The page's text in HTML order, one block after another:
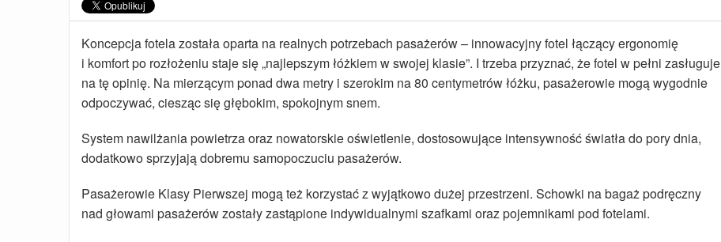
Koncepcja fotela została oparta na realnych potrzebach pasażerów – innowacyjny fotel łączący ergonomię
i komfort po rozłożeniu staje się „najlepszym łóżkiem w swojej klasie”. I trzeba przyznać, że fotel w pełni zasługuje
na tę opinię. Na mierzącym ponad dwa metry i szerokim na 80 centymetrów łóżku, pasażerowie mogą wygodnie
odpoczywać, ciesząc się głębokim, spokojnym snem.
System nawilżania powietrza oraz nowatorskie oświetlenie, dostosowujące intensywność światła do pory dnia,
dodatkowo sprzyjają dobremu samopoczuciu pasażerów.
Pasażerowie Klasy Pierwszej mogą też korzystać z wyjątkowo dużej przestrzeni. Schowki na bagaż podręczny
nad głowami pasażerów zostały zastąpione indywidualnymi szafkami oraz pojemnikami pod fotelami.